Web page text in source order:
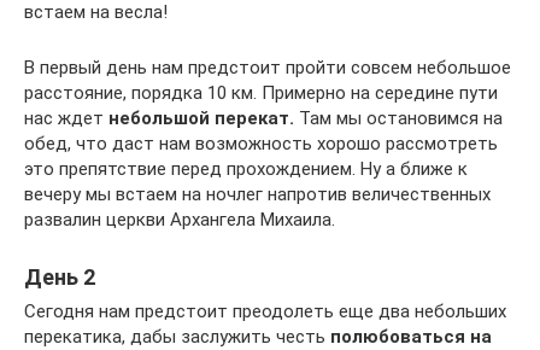
встаем на весла!
В первый день нам предстоит пройти совсем небольшое
расстояние, порядка 10 км. Примерно на середине пути
нас ждет небольшой перекат. Там мы остановимся на
обед, что даст нам возможность хорошо рассмотреть
это препятствие перед прохождением. Ну а ближе к
вечеру мы встаем на ночлег напротив величественных
развалин церкви Архангела Михаила.
День 2
Сегодня нам предстоит преодолеть еще два небольших
перекатика, дабы заслужить честь полюбоваться на